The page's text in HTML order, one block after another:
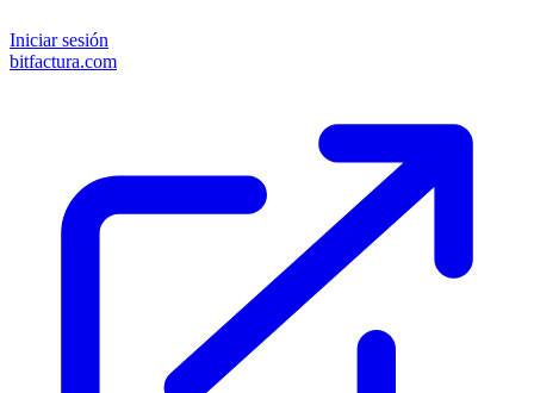
Iniciar sesión
bitfactura.com